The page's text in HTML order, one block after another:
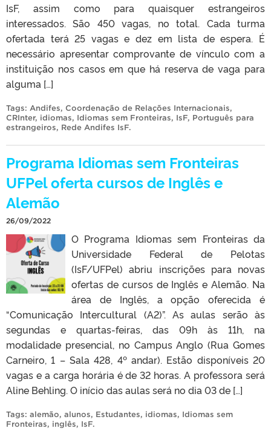
IsF, assim como para quaisquer estrangeiros
interessados. São 450 vagas, no total. Cada turma
ofertada terá 25 vagas e dez em lista de espera. É
necessário apresentar comprovante de vínculo com a
instituição nos casos em que há reserva de vaga para
alguma […]
Tags: Andifes, Coordenação de Relações Internacionais,
CRInter, idiomas, Idiomas sem Fronteiras, IsF, Português para
estrangeiros, Rede Andifes IsF.
Programa Idiomas sem Fronteiras
UFPel oferta cursos de Inglês e
Alemão
26/09/2022
O Programa Idiomas sem Fronteiras da
Universidade Federal de Pelotas
(IsF/UFPel) abriu inscrições para novas
ofertas de cursos de Inglês e Alemão. Na
área de Inglês, a opção oferecida é
“Comunicação Intercultural (A2)”. As aulas serão às
segundas e quartas-feiras, das 09h às 11h, na
modalidade presencial, no Campus Anglo (Rua Gomes
Carneiro, 1 – Sala 428, 4º andar). Estão disponíveis 20
vagas e a carga horária é de 32 horas. A professora será
Aline Behling. O início das aulas será no dia 03 de […]
Tags: alemão, alunos, Estudantes, idiomas, Idiomas sem
Fronteiras, inglês, IsF.